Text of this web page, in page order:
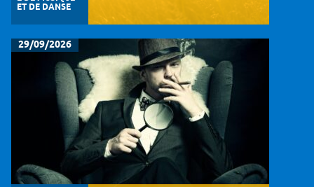
ET DE DANSE
29/09/2026